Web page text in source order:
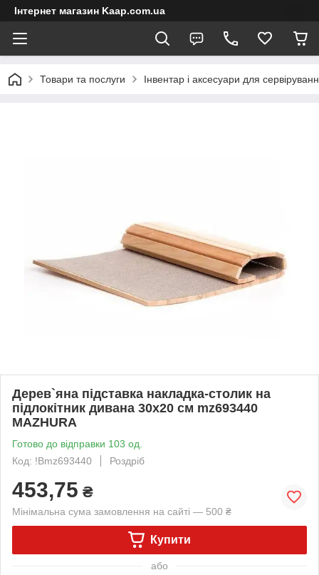
Інтернет магазин Kaap.com.ua
Товари та послуги Інвентар і аксесуари для
Дерев`яна підставка накладка-столик на
підлокітник дивана 30х20 см mz693440
MAZHURA
Готово до відправки 103 од.
Код: !Bmz693440
Роздріб
453,75 ₴
Мінімальна сума замовлення на сайті — 500 ₴
Купити
або